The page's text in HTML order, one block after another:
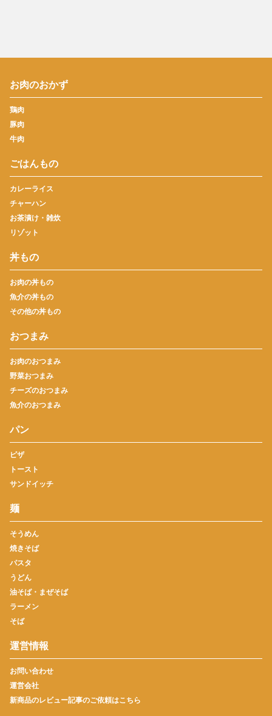
お肉のおかず
鶏肉
豚肉
牛肉
ごはんもの
カレーライス
チャーハン
お茶漬け・雑炊
リゾット
丼もの
お肉の丼もの
魚介の丼もの
その他の丼もの
おつまみ
お肉のおつまみ
野菜おつまみ
チーズのおつまみ
魚介のおつまみ
パン
ピザ
トースト
サンドイッチ
麺
そうめん
焼きそば
パスタ
うどん
油そば・まぜそば
ラーメン
そば
運営情報
お問い合わせ
運営会社
新商品のレビュー記事のご依頼はこちら